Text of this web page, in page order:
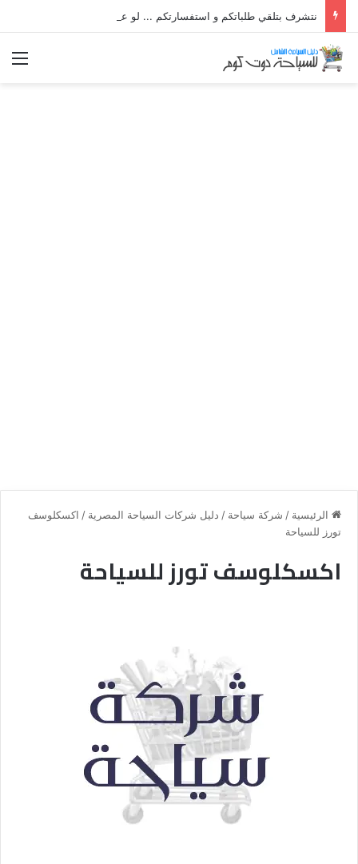
الرئيسية / شركة سياحة / دليل شركات السياحة المصرية / اكسكلوسف
تورز للسياحة
اكسكلوسف تورز للسياحة